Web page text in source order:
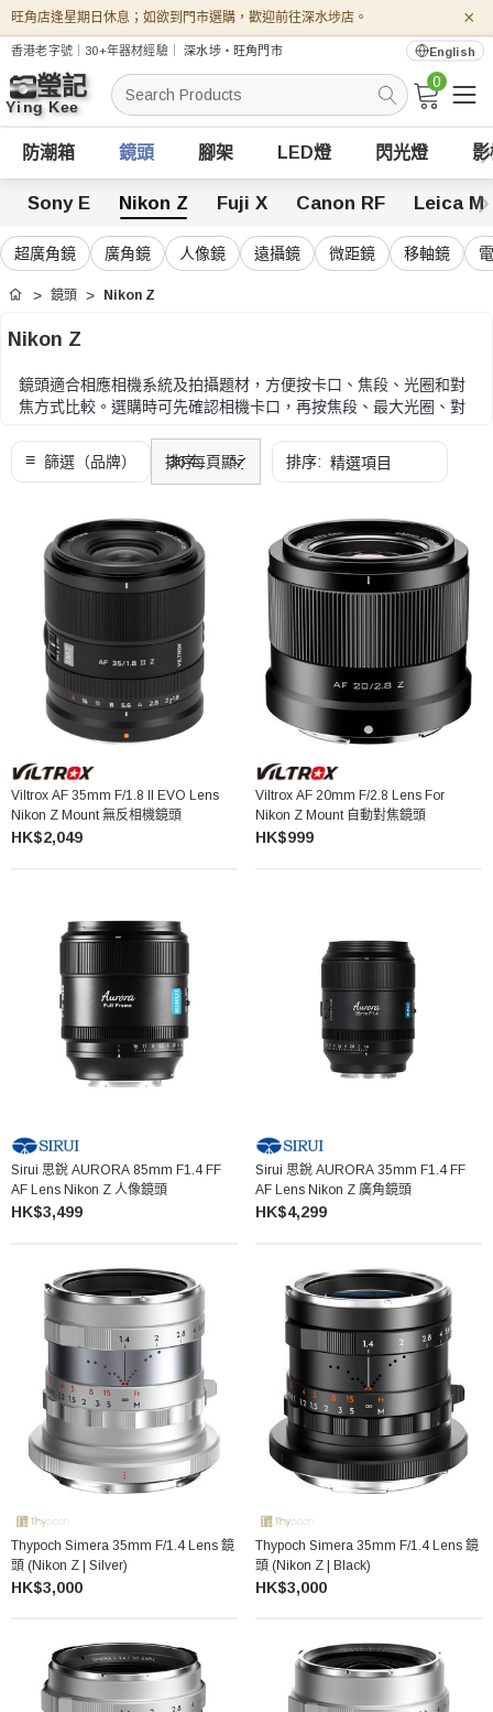
旺角店逢星期日休息；如欲到門市選購，歡迎前往深水埗店。 ×
香港老字號｜30+年器材經驗｜深水埗・旺角門市 English
搜
索
0
防潮箱 鏡頭 腳架 LED燈 閃光燈
Sony E Nikon Z Fuji X Canon RF Leica M
超廣角鏡 廣角鏡 人像鏡 遠攝鏡 微距鏡 移軸鏡
首頁 鏡頭 Nikon Z
Nikon Z
鏡頭適合相應相機系統及拍攝題材，方便按卡口、焦段、光圈和對
焦方式比較。選購時可先確認相機卡口，再按焦段、最大光圈、對
選購時可先確認相機卡口，再按焦段、最大光圈、對焦方式、重量
及拍攝題材收窄選擇。
Viltrox AF 35mm F/1.8 II EVO Lens
Nikon Z Mount 無反相機鏡頭
HK$2,049
Viltrox AF 20mm F/2.8 Lens For
Nikon Z Mount 自動對焦鏡頭
HK$999
Sirui 思銳 AURORA 85mm F1.4 FF
AF Lens Nikon Z 人像鏡頭
HK$3,499
Sirui 思銳 AURORA 35mm F1.4 FF
AF Lens Nikon Z 廣角鏡頭
HK$4,299
Thypoch Simera 35mm F/1.4 Lens 鏡
頭 (Nikon Z | Silver)
HK$3,000
Thypoch Simera 35mm F/1.4 Lens 鏡
頭 (Nikon Z | Black)
HK$3,000